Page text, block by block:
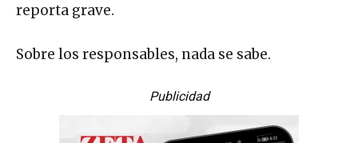
reporta grave.
Sobre los responsables, nada se sabe.
Publicidad